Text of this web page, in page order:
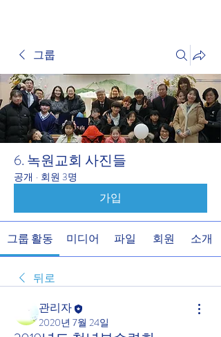
그룹
6. 녹원교회 사진들
공개 · 회원 3명
가입
그룹 활동 미디어 파일 회원 소개
뒤로
관리자
2020년 7월 24일